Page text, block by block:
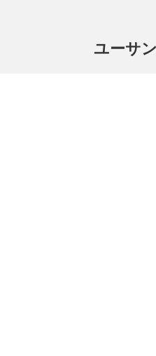
ユーサ